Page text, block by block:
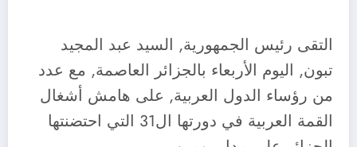
التقى رئيس الجمهورية, السيد عبد المجيد
تبون, اليوم الأربعاء بالجزائر العاصمة, مع عدد
من رؤساء الدول العربية, على هامش أشغال
القمة العربية في دورتها ال31 التي احتضنتها